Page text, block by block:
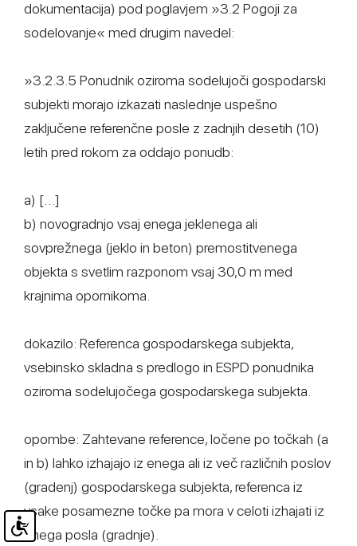
dokumentacija) pod poglavjem »3.2 Pogoji za
sodelovanje« med drugim navedel:
»3.2.3.5 Ponudnik oziroma sodelujoči gospodarski
subjekti morajo izkazati naslednje uspešno
zaključene referenčne posle z zadnjih desetih (10)
letih pred rokom za oddajo ponudb:
a) […]
b) novogradnjo vsaj enega jeklenega ali
sovprežnega (jeklo in beton) premostitvenega
objekta s svetlim razponom vsaj 30,0 m med
krajnima opornikoma.
dokazilo: Referenca gospodarskega subjekta,
vsebinsko skladna s predlogo in ESPD ponudnika
oziroma sodelujočega gospodarskega subjekta.
opombe: Zahtevane reference, ločene po točkah (a
in b) lahko izhajajo iz enega ali iz več različnih poslov
(gradenj) gospodarskega subjekta, referenca iz
vsake posamezne točke pa mora v celoti izhajati iz
enega posla (gradnje).